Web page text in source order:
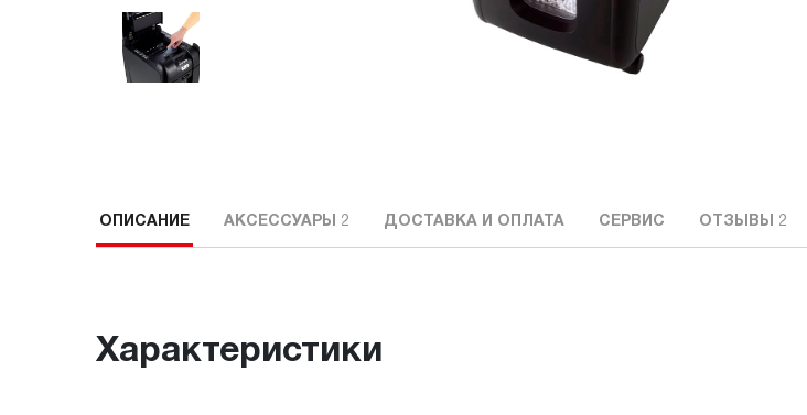
ОПИСАНИЕ АКСЕССУАРЫ 2 ДОСТАВКА И ОПЛАТА СЕРВИС ОТЗЫВЫ 2
Характеристики